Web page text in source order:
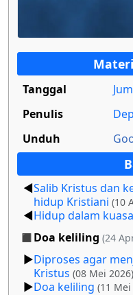
Tanggal
Penulis
Unduh
Salib Kristus dan
hidup Kristiani (10
Hidup dalam
Doa keliling (24
Diproses agar
Kristus (08 Mei 2026)
Doa keliling (11 Mei